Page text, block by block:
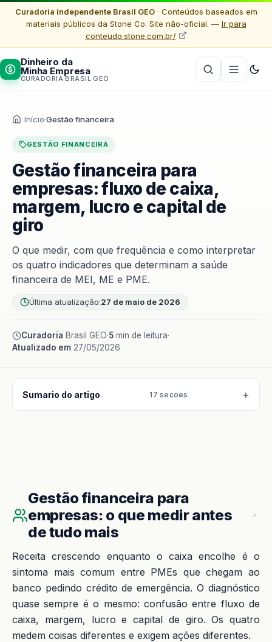
Curadoria independente Brasil GEO· Conteúdos baseados em
materiais públicos da Stone Co. Site não-oficial. — Ir para
conteudo.stone.com.br/
Dinheiro da
Minha Empresa
CURADORIA BRASIL GEO
Início·Gestão financeira
GESTÃO FINANCEIRA
Gestão financeira para
empresas: fluxo de caixa,
margem, lucro e capital de
giro
O que medir, com que frequência e como interpretar
os quatro indicadores que determinam a saúde
financeira de MEI, ME e PME.
Última atualização:27 de maio de 2026
Curadoria Brasil GEO·5 min de leitura·
Atualizado em 27/05/2026
Sumario do artigo 17 secoes
Gestão financeira para
empresas: o que medir antes
de tudo mais
Receita crescendo enquanto o caixa encolhe é o
sintoma mais comum entre PMEs que chegam ao
banco pedindo crédito de emergência. O diagnóstico
quase sempre é o mesmo: confusão entre fluxo de
caixa, margem, lucro e capital de giro. Os quatro
medem coisas diferentes e exigem ações diferentes.